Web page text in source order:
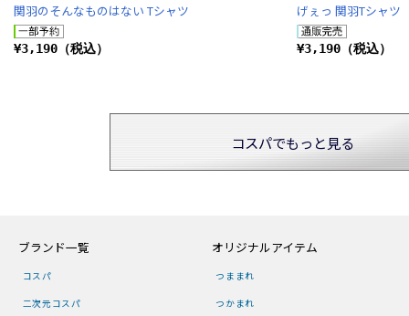
関羽のそんなものはない Tシャツ
¥3,190（税込）
げぇっ 関羽Tシャツ
¥3,190（税込）
コスパでもっと見る
ブランド一覧
コスパ
二次元コスパ
オリジナルアイテム
つままれ
つかまれ